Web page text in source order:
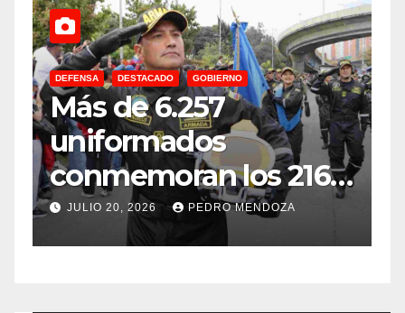
DEFENSA DESTACADO GOBIERNO
Más de 6.257
uniformados
conmemoran los 216
años de
Independencia en el
JULIO 20, 2026 PEDRO MENDOZA